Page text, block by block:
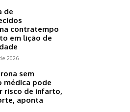
de
contratempo
em lição de
2026
sem
médica pode
risco de infarto,
aponta